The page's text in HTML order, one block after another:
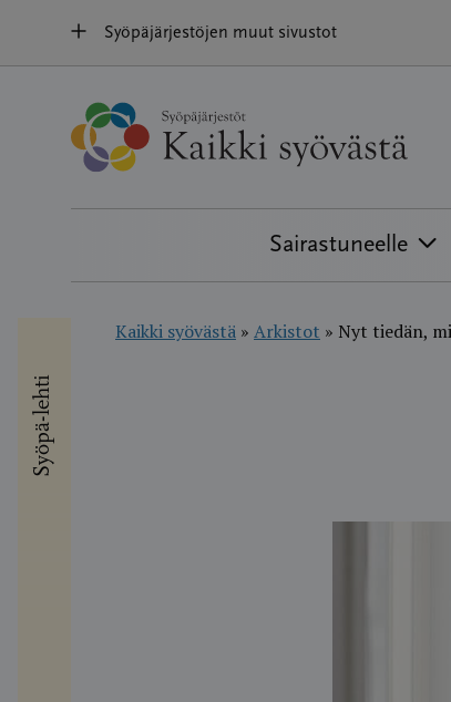
Syöpäjärjestöjen muut sivustot
Sairastuneelle
Syöpä-lehti
Kaikki syövästä » Arkistot » Nyt tiedän,